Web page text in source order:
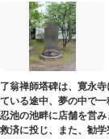
了翁禅師塔碑は、寛永
ている途中、夢の中で
忍池の池畔に店舗を営
救済に投じ、また、勧学